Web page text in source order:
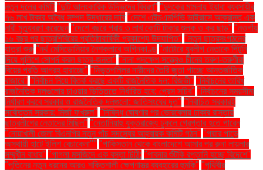
নতুন দলের কমিটি "দুটি আলংকারিক উদ্ভিদের বিবরণ" "দুদকের মামলায় ইয়াবা ব্যবসায়ীর
৭৬ লাখ টাকার অবৈধ সম্পদ উদ্ধারের দাবি "দেশে এইচএমপিভি ভাইরাসে আক্রান্ত এক
নারী মৃত্যুবরণ করেছেন "দেশে বছরে প্রায় ৩ লাখ কোটি টাকার শুল্ক ও কর ছাড়" "নওগাঁয়
১৬ বছর পর ছাত্রশিবিরের প্রতিষ্ঠাবার্ষিকী প্রকাশ্যে উদযাপিত" "নতুন ছাত্রসংগঠনের
যাত্রা শুরু "নর্থ মেসিডোনিয়ার নৈশক্লাবে অগ্নিকাণ্ড "নাটোরে যুবলীগ নেতাকে পিটুনি
দিয়ে পুলিশে সোপর্দ করল ছাত্র-জনতা" "নানা পদক্ষেপ সত্ত্বেও চীনের তরুণ-তরুণীরা
বিয়ের প্রতি আগ্রহ হারাচ্ছে" "নিভৃতপল্লির নারীদের তৈরি জুতা পাচ্ছে আন্তর্জাতিক
বাজারে" "নির্বাচন নিয়ে বিতর্ক করছে একটি রাজনৈতিক দল: রিজভী" "নির্বাচনের তারিখ
রাজনৈতিক দলগুলোর চাওয়ার ভিত্তিতে নির্ধারিত হবে: প্রেস সচিব" "নির্বাচনের সময়সীমা
নির্ধারণ করবে সরকার ও রাজনৈতিক দলগুলো: জাতিসংঘের দূত" "নির্বাচিত সরকারই
সর্বোত্তম সরকার: মির্জা ফখরুল" "নিষিদ্ধ ঘোষণার পর ভোরবেলায় ঢাকার রাস্তায়
ছাত্রলীগের নেতাদের মিছিল" "নেতানিয়াহু যুক্তরাজ্যে ঢুকলে গ্রেপ্তার হতে পারেন
"নোয়াখালী জেলা বিএনপির নতুন পাঁচ সদস্যের আহ্বায়ক কমিটি গঠন" "পদ্মার পাড়ে
অস্থায়ী হাটে ইলিশ বেচাকেনা"'' "পাকিস্তান থেকে বাংলাদেশে আসার পর রুনা লায়লার
সম্মুখীন বাধার" "পাগলা মসজিদে এক বস্তা চিঠি: "পাবনার শুঁটকি রপ্তানি হচ্ছে বিদেশে"
"পুতিনের নতুন ধরনের আরও শক্তিশালী ক্ষেপণাস্ত্র ব্যবহারের হুমকি" "পৃথিবীর